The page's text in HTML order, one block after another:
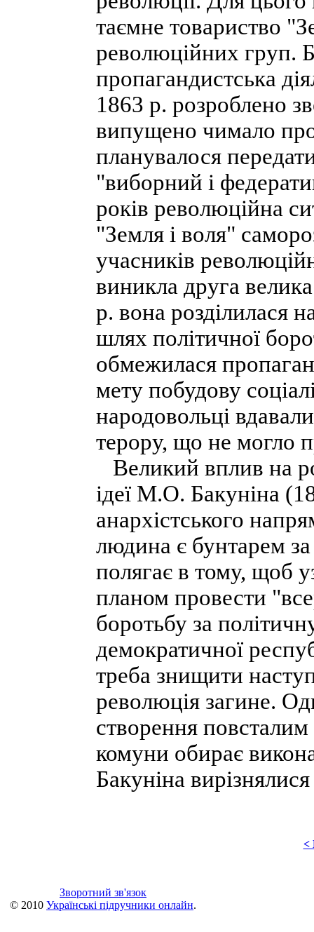
таємне товариство
революційних груп.
пропагандистська
1863 р. розроблено
випущено чимало
планувалося
"виборний і
років революційна
"Земля і воля"
учасників
виникла друга
р. вона розділилася
шлях політичної
обмежилася
мету побудову
народовольці
терору, що не могло
Великий вплив на
ідеї М.О. Бакуніна
анархістського
людина є бунтарем
полягає в тому, щоб
планом провести
боротьбу за
демократичної
треба знищити
революція загине.
створення
комуни обирає
Бакуніна
<
Зворотний зв'язок
© 2010 Українські підручники онлайн.